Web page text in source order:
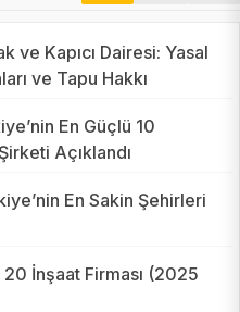
ve Kapıcı Dairesi: Yasal
ve Tapu Hakkı
En Güçlü 10
Açıklandı
En Sakin Şehirleri
İnşaat Firması (2025